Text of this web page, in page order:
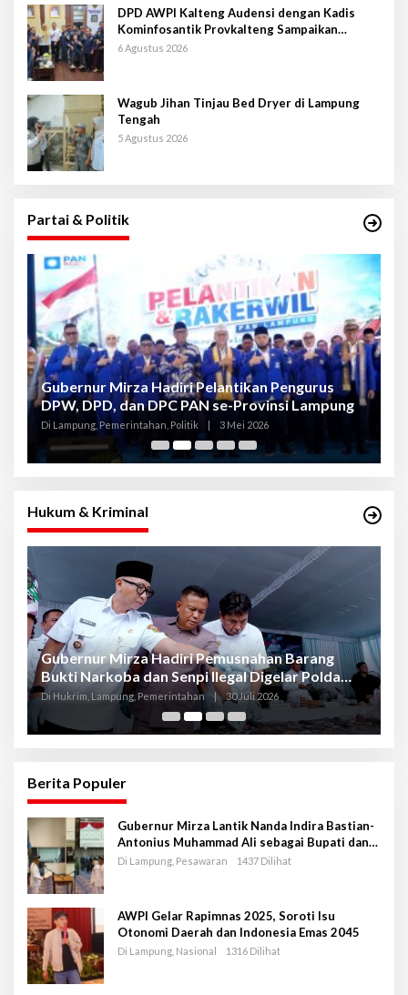
DPD AWPI Kalteng Audensi dengan Kadis
Kominfosantik Provkalteng Sampaikan
Rencana Kongnas II AWPI se-Indonesia
6 Agustus 2026
Wagub Jihan Tinjau Bed Dryer di Lampung
Tengah
5 Agustus 2026
Partai & Politik
Gubernur Mirza Hadiri Pelantikan Pengurus
DPW, DPD, dan DPC PAN se-Provinsi Lampung
Di Lampung, Pemerintahan, Politik 3 Mei 2026
Hukum & Kriminal
Gubernur Mirza Hadiri Pemusnahan Barang
Bukti Narkoba dan Senpi Ilegal Digelar Polda
Lampung
Di Hukrim, Lampung, Pemerintahan 30 Juli 2026
Berita Populer
Gubernur Mirza Lantik Nanda Indira Bastian-
Antonius Muhammad Ali sebagai Bupati dan
Wakil Bupati Pesawaran Periode 2025-2030
Di Lampung, Pesawaran 1437 Dilihat
AWPI Gelar Rapimnas 2025, Soroti Isu
Otonomi Daerah dan Indonesia Emas 2045
Di Lampung, Nasional 1316 Dilihat